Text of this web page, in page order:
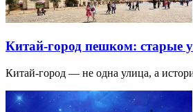
Китай-город пешком: старые
Китай-город — не одна улица, а